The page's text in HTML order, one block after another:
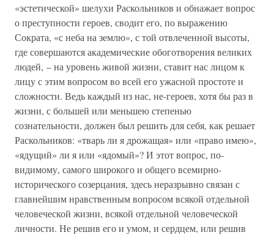
«эстетической» шелухи Раскольников и обнажает вопрос
о преступности героев, сводит его, по выражению
Сократа, «с неба на землю», с той отвлеченной высоты,
где совершаются академические обоготворения великих
людей, – на уровень живой жизни, ставит нас лицом к
лицу с этим вопросом во всей его ужасной простоте и
сложности. Ведь каждый из нас, не-героев, хотя бы раз в
жизни, с большей или меньшею степенью
сознательности, должен был решить для себя, как решает
Раскольников: «тварь ли я дрожащая» или «право имею»,
«ядущий» ли я или «ядомый»? И этот вопрос, по-
видимому, самого широкого и общего всемирно-
исторического созерцания, здесь неразрывно связан с
главнейшим нравственным вопросом всякой отдельной
человеческой жизни, всякой отдельной человеческой
личности. Не решив его и умом, и сердцем, или решив